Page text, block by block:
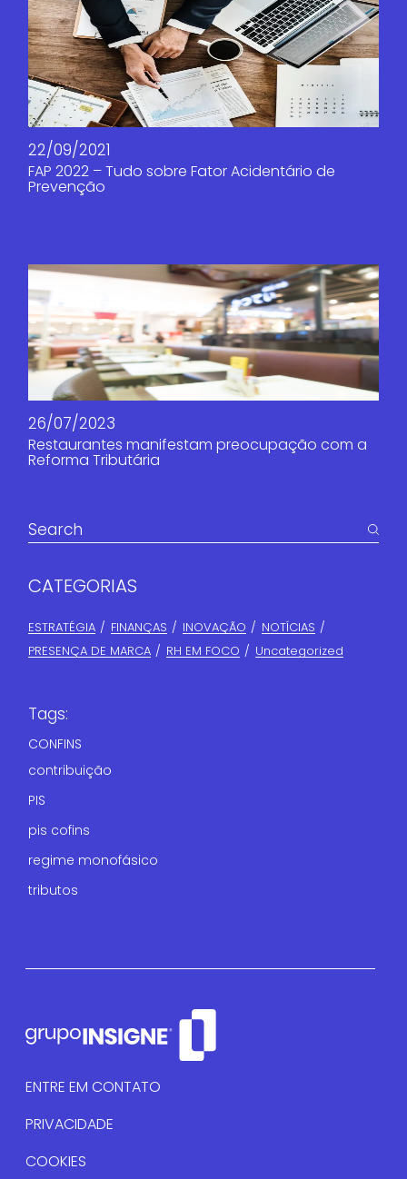
22/09/2021
FAP 2022 – Tudo sobre Fator Acidentário de
Prevenção
26/07/2023
Restaurantes manifestam preocupação com a
Reforma Tributária
CATEGORIAS
ESTRATÉGIA FINANÇAS​ INOVAÇÃO
NOTÍCIAS
PRESENÇA DE MARCA
RH EM FOCO Uncategorized
Tags:
CONFINS
contribuição
PIS
pis cofins
regime monofásico
tributos
ENTRE EM CONTATO
PRIVACIDADE
COOKIES